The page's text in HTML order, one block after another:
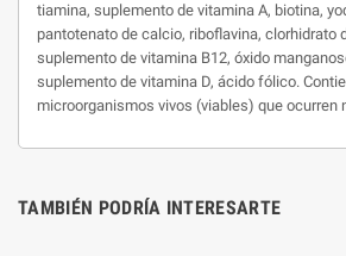
tiamina, suplemento de vitamina A, biotina,
pantotenato de calcio, riboflavina, clorhidrato
suplemento de vitamina B12, óxido
suplemento de vitamina D, ácido fólico.
microorganismos vivos (viables) que ocurren
TAMBIÉN PODRÍA INTERESARTE